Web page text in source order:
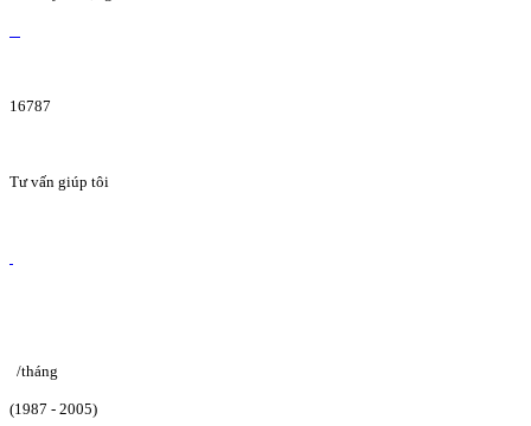
16787
Tư vấn giúp tôi
/tháng
(1987 - 2005)